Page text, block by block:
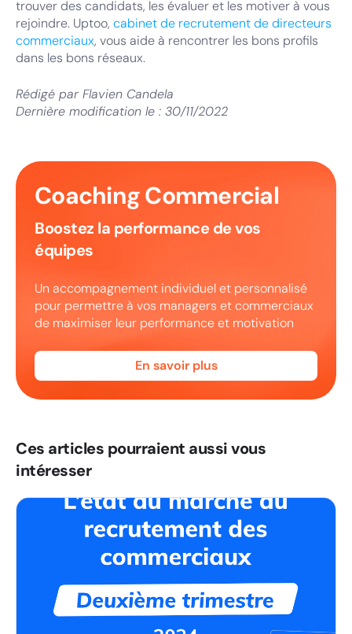
trouver des candidats, les évaluer et les motiver à vous
rejoindre. Uptoo, cabinet de recrutement de directeurs
commerciaux, vous aide à rencontrer les bons profils
dans les bons réseaux.
Rédigé par Flavien Candela
Dernière modification le : 30/11/2022
Coaching Commercial
Boostez la performance de vos
équipes
Un accompagnement individuel et personnalisé
pour permettre à vos managers et commerciaux
de maximiser leur performance et motivation
En savoir plus
Ces articles pourraient aussi vous
intéresser